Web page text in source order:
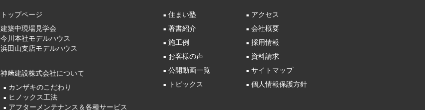
トップページ
建築中現場見学会
今川本社モデルハウス
浜田山支店モデルハウス
神﨑建設株式会社について
カンザキのこだわり
ヒノックス工法
アフターメンテナンス＆各種サービス
住まい塾
著書紹介
施工例
お客様の声
公開動画一覧
トピックス
アクセス
会社概要
採用情報
資料請求
サイトマップ
個人情報保護方針